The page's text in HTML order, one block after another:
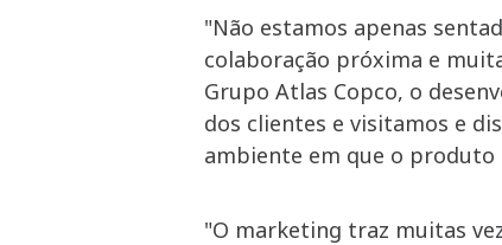
"Não estamos apenas
colaboração próxima e
Grupo Atlas Copco, o
dos clientes e visitamos e
ambiente em que o produto
"O marketing traz muitas